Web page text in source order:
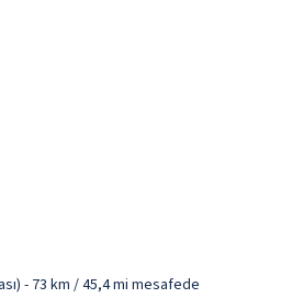
- 73 km / 45,4 mi mesafede